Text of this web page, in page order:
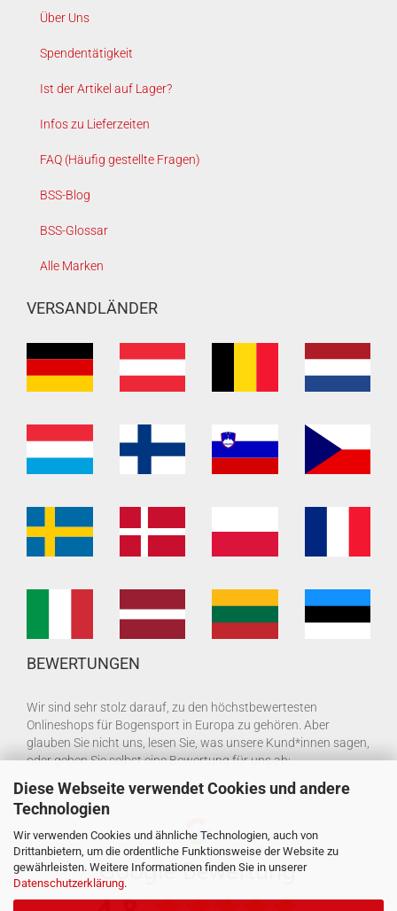
Diese Webseite verwendet Cookies und andere
Technologien
Wir verwenden Cookies und ähnliche Technologien, auch von
Drittanbietern, um die ordentliche Funktionsweise der Website zu
gewährleisten. Weitere Informationen finden Sie in unserer
Datenschutzerklärung.
Über Uns
Spendentätigkeit
Ist der Artikel auf Lager?
Infos zu Lieferzeiten
FAQ (Häufig gestellte Fragen)
BSS-Blog
BSS-Glossar
Alle Marken
VERSANDLÄNDER
BEWERTUNGEN
Wir sind sehr stolz darauf, zu den höchstbewertesten
Onlineshops für Bogensport in Europa zu gehören. Aber
glauben Sie nicht uns, lesen Sie, was unsere Kund*innen sagen,
oder geben Sie selbst eine Bewertung für uns ab: